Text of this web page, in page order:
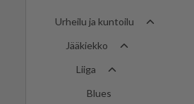
Urheilu ja kuntoilu
Jääkiekko
Liiga
Blues